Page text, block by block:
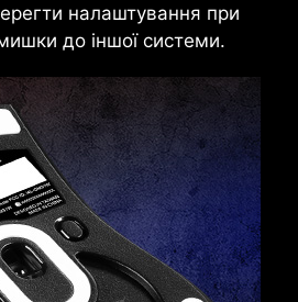
налаштування при
до іншої системи.